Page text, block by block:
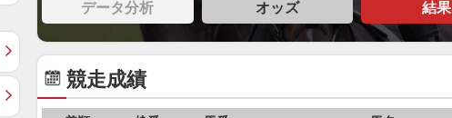
データ分析 オッズ 結果
競走成績